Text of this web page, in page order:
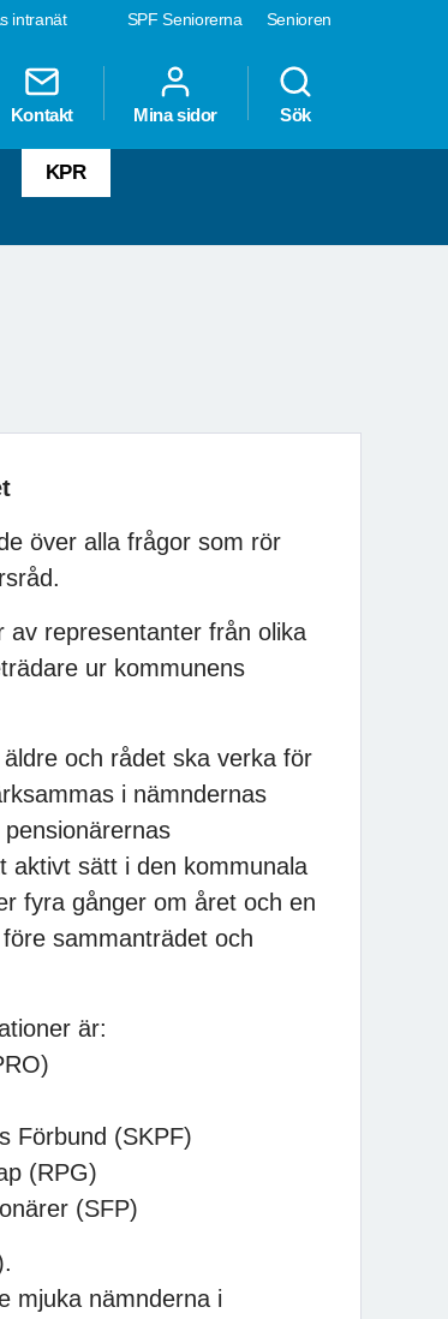
SPF Seniorerna Senioren
intranät
Kontakt Mina sidor Sök
KPR
över alla frågor som rör
av representanter från olika
ur kommunens
och rådet ska verka för
i nämndernas
aktivt sätt i den kommunala
fyra gånger om året och en
sammanträdet och
är:
Förbund (SKPF)
(RPG)
(SFP)
mjuka nämnderna i